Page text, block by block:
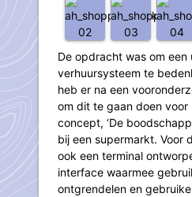
De opdracht was om een
verhuursysteem te
heb er na een
om dit te gaan doen voor
concept, ‘De
bij een supermarkt. Voor
ook een terminal
interface waarmee
ontgrendelen en